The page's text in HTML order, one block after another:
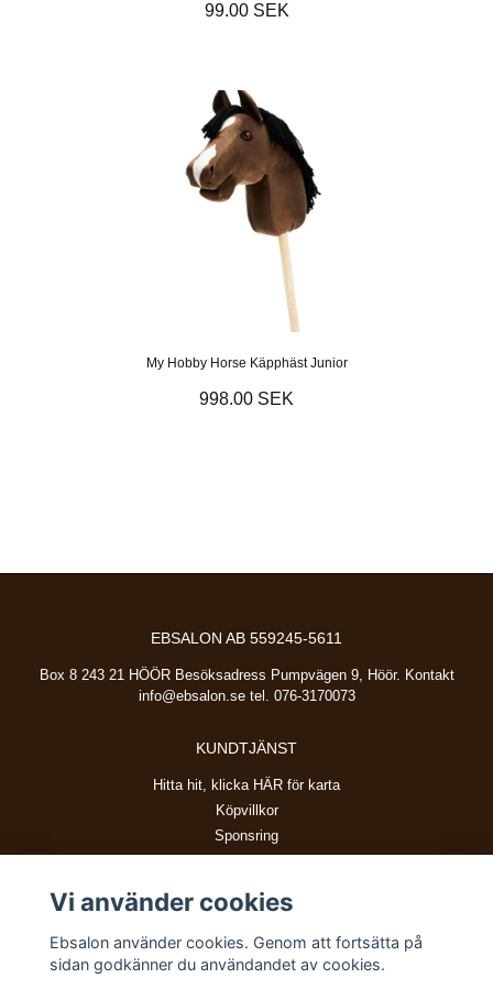
99.00 SEK
My Hobby Horse Käpphäst Junior
998.00 SEK
EBSALON AB 559245-5611
Box 8 243 21 HÖÖR Besöksadress Pumpvägen 9, Höör. Kontakt
info@ebsalon.setel. 076-3170073
KUNDTJÄNST
Hitta hit, klicka HÄR för karta
Köpvillkor
Sponsring
BETALSÄTT
Vi använder cookies
Ebsalon använder cookies. Genom att fortsätta på
sidan godkänner du användandet av cookies.